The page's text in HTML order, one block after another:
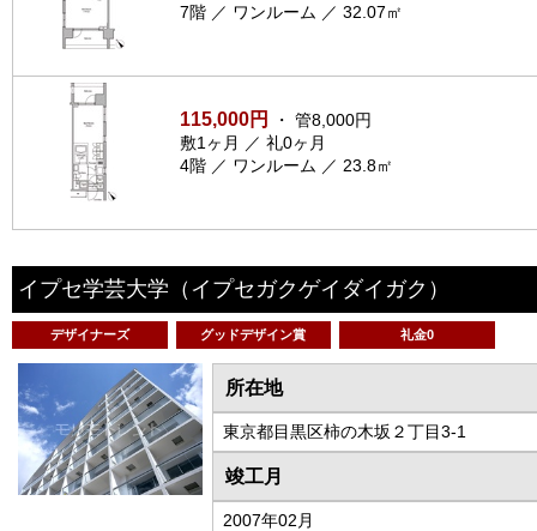
7階 ／ ワンルーム ／ 32.07㎡
115,000円
・ 管8,000円
敷1ヶ月 ／ 礼0ヶ月
4階 ／ ワンルーム ／ 23.8㎡
イプセ学芸大学 （イプセガクゲイダイガク）
デザイナーズ グッドデザイン賞 礼金0
所在地
東京都目黒区柿の木坂２丁目3-1
竣工月
2007年02月